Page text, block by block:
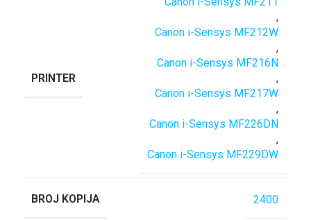
PRINTER
,
Canon i-Sensys MF212W
,
Canon i-Sensys MF216N
,
Canon i-Sensys MF217W
,
Canon i-Sensys MF226DN
,
Canon i-Sensys MF229DW
BROJ KOPIJA 2400